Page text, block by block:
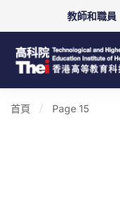
教師和職員
首頁 Page 15